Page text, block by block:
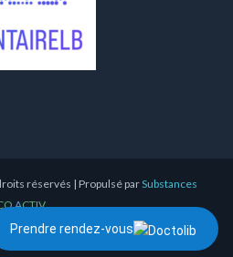
réservés | Propulsé parSubstances
ACTIV
de l’Ordre des dentistes
Prendre rendez-vous